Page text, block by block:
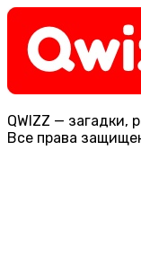
QWIZZ — загадки,
Все права